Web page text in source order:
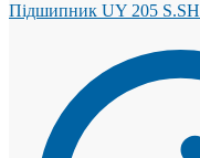
Підшипник UY 205 S.SH